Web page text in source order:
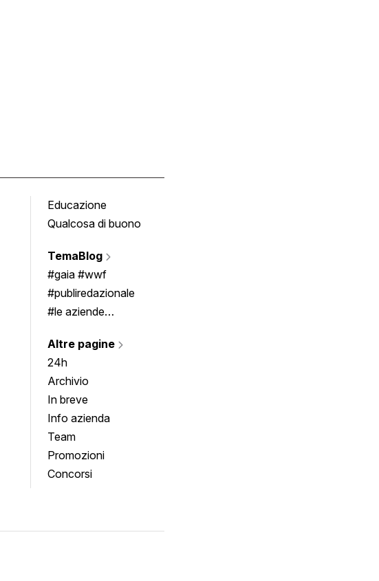
Educazione
Qualcosa di buono
TemaBlog
#gaia #wwf
#publiredazionale
#le aziende
Altre pagine
24h
Archivio
In breve
Info azienda
Team
Promozioni
Concorsi